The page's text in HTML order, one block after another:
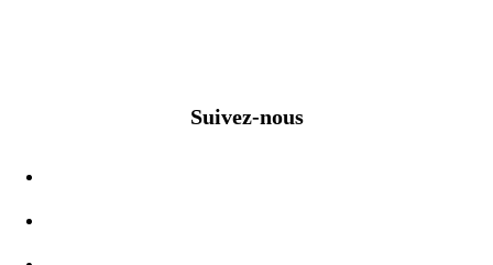
Suivez-nous